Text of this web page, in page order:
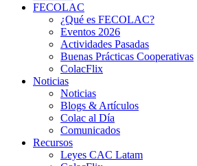
FECOLAC
¿Qué es FECOLAC?
Eventos 2026
Actividades Pasadas
Buenas Prácticas Cooperativas
ColacFlix
Noticias
Noticias
Blogs & Artículos
Colac al Día
Comunicados
Recursos
Leyes CAC Latam